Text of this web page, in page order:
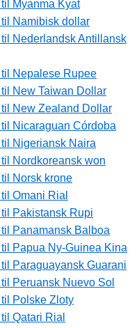
Myanma Kyat
Namibisk dollar
Nederlandsk Antillansk
Nepalese Rupee
New Taiwan Dollar
New Zealand Dollar
Nicaraguan Córdoba
Nigeriansk Naira
Nordkoreansk won
Norsk krone
Omani Rial
Pakistansk Rupi
Panamansk Balboa
Papua Ny-Guinea Kina
Paraguayansk Guarani
Peruansk Nuevo Sol
Polske Zloty
Qatari Rial